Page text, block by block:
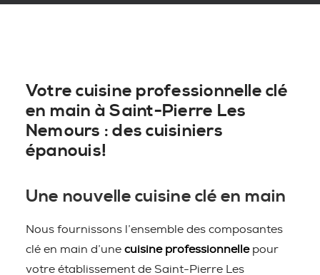
Votre cuisine professionnelle clé
en main à Saint-Pierre Les
Nemours : des cuisiniers
épanouis!
Une nouvelle cuisine clé en main
Nous fournissons l’ensemble des composantes
clé en main d’une cuisine professionnellepour
votre établissement de Saint-Pierre Les